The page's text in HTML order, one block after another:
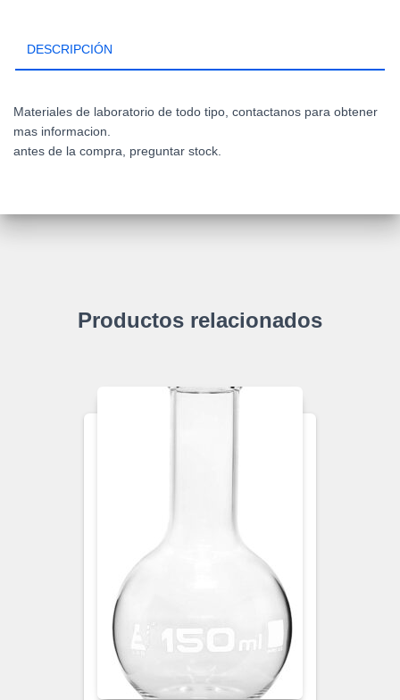
3.3
-
LTB-
460
cantidad
DESCRIPCIÓN
Materiales de laboratorio de todo tipo, contactanos para obtener
mas informacion.
antes de la compra, preguntar stock.
Productos relacionados